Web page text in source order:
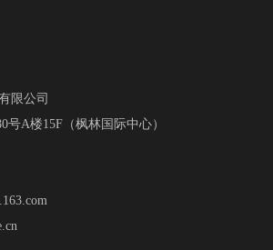
限公司
号A楼15F（枫林国际中心）